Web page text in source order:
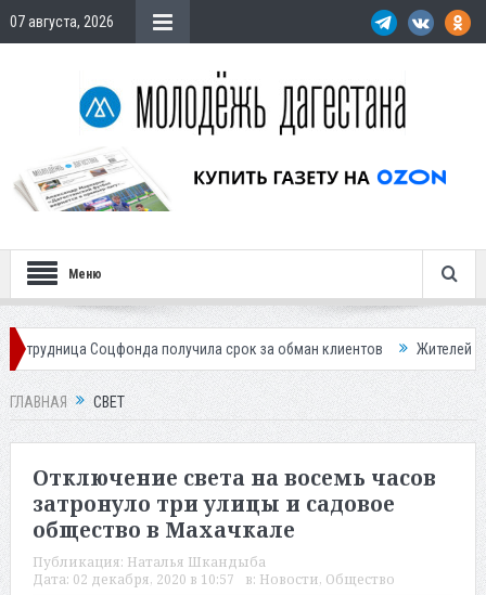
07 августа, 2026
Меню
получила срок за обман клиентов Жителей Дагестана
ГЛАВНАЯ СВЕТ
Отключение света на восемь часов
затронуло три улицы и садовое
общество в Махачкале
Публикация: Наталья Шкандыба
Дата: 02 декабря, 2020 в 10:57 в: Новости, Общество